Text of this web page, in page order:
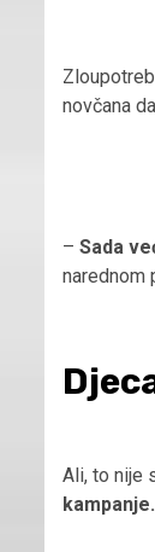
novčana
– Sada
narednom
Ali, to nije
kampanje.